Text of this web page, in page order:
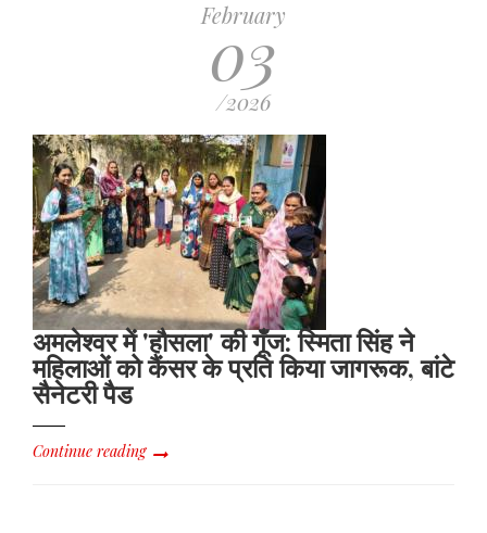
February
03
/2026
अमलेश्वर में 'हौसला' की गूँज: स्मिता सिंह ने
महिलाओं को कैंसर के प्रति किया जागरूक, बांटे
सैनेटरी पैड
Continue reading